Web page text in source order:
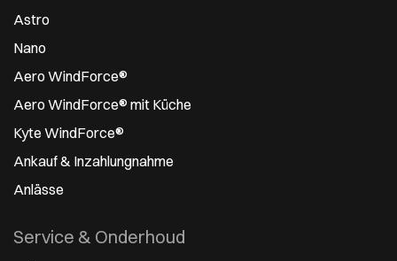
Astro
Nano
Aero WindForce®
Aero WindForce® mit Küche
Kyte WindForce®
Ankauf & Inzahlungnahme
Anlässe
Service & Onderhoud